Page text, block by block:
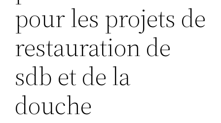
pour les projets de
restauration de
sdb et de la
douche